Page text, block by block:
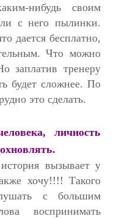
нибудь своим
с него пылинки.
дается бесплатно,
Что можно
заплатив тренеру
будет сложнее. По
это сделать.
личность
вызывает у
хочу!!!! Такого
с большим
воспринимать